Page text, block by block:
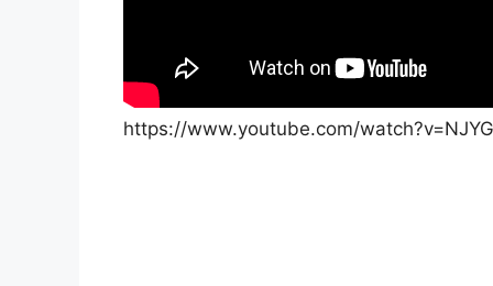
https://www.youtube.com/